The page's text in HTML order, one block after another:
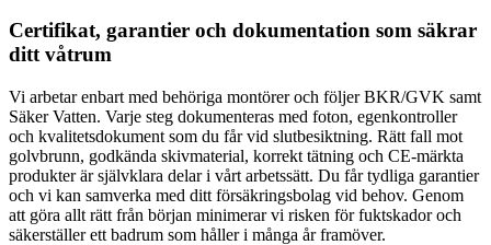
Certifikat, garantier och dokumentation som säkrar
ditt våtrum
Vi arbetar enbart med behöriga montörer och följer BKR/GVK samt
Säker Vatten. Varje steg dokumenteras med foton, egenkontroller
och kvalitetsdokument som du får vid slutbesiktning. Rätt fall mot
golvbrunn, godkända skivmaterial, korrekt tätning och CE-märkta
produkter är självklara delar i vårt arbetssätt. Du får tydliga garantier
och vi kan samverka med ditt försäkringsbolag vid behov. Genom
att göra allt rätt från början minimerar vi risken för fuktskador och
säkerställer ett badrum som håller i många år framöver.